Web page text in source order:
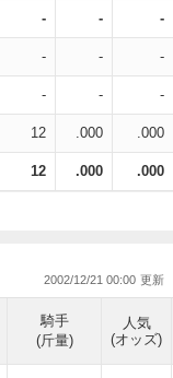
- - -
- - -
- - -
12 .000 .000
12 .000 .000
2002/12/21 00:00
騎手
(斤量)
人気
(オッズ)